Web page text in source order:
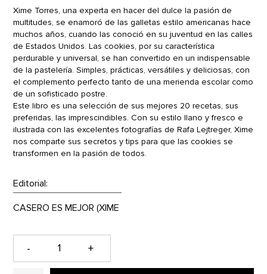
Xime Torres, una experta en hacer del dulce la pasión de
multitudes, se enamoró de las galletas estilo americanas hace
muchos años, cuando las conoció en su juventud en las calles
de Estados Unidos. Las cookies, por su característica
perdurable y universal, se han convertido en un indispensable
de la pastelería. Simples, prácticas, versátiles y deliciosas, con
el complemento perfecto tanto de una merienda escolar como
de un sofisticado postre.
Este libro es una selección de sus mejores 20 recetas, sus
preferidas, las imprescindibles. Con su estilo llano y fresco e
ilustrada con las excelentes fotografías de Rafa Lejtreger, Xime
nos comparte sus secretos y tips para que las cookies se
transformen en la pasión de todos.
Editorial:
- +